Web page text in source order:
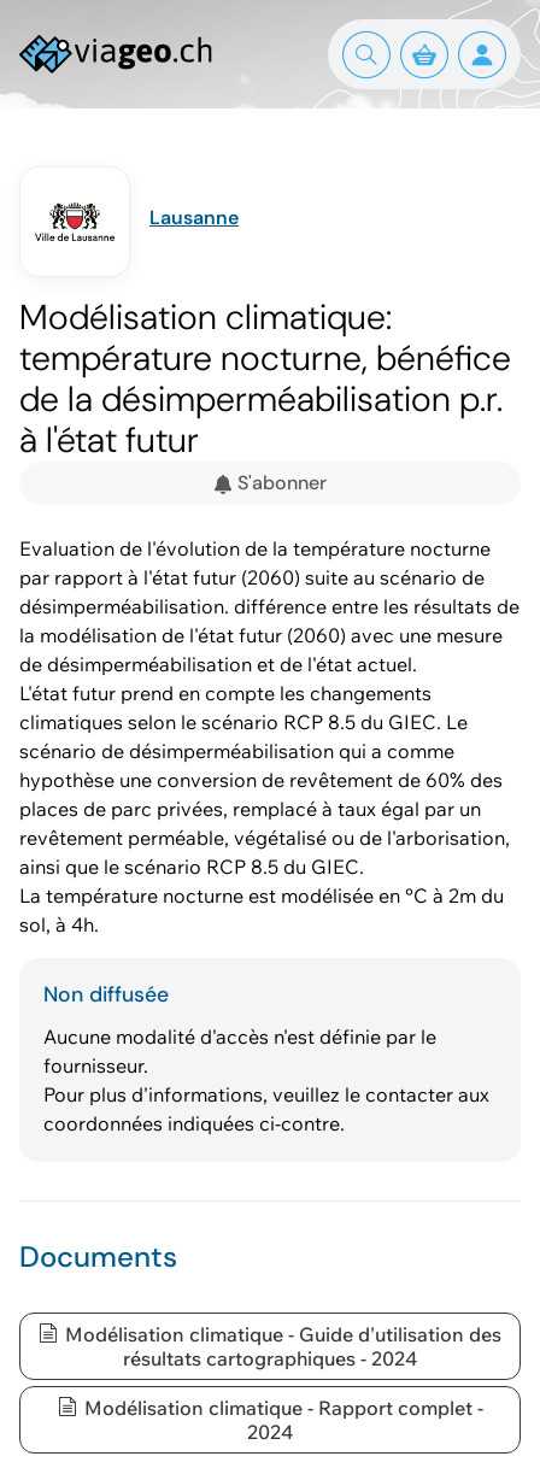
Lausanne
Modélisation climatique:
température nocturne, bénéfice
de la désimperméabilisation p.r.
à l'état futur
S'abonner
Evaluation de l'évolution de la température nocturne
par rapport à l'état futur (2060) suite au scénario de
désimperméabilisation. différence entre les résultats de
la modélisation de l'état futur (2060) avec une mesure
de désimperméabilisation et de l'état actuel.
L'état futur prend en compte les changements
climatiques selon le scénario RCP 8.5 du GIEC. Le
scénario de désimperméabilisation qui a comme
hypothèse une conversion de revêtement de 60% des
places de parc privées, remplacé à taux égal par un
revêtement perméable, végétalisé ou de l'arborisation,
ainsi que le scénario RCP 8.5 du GIEC.
La température nocturne est modélisée en °C à 2m du
sol, à 4h.
Documents
Modélisation climatique - Guide d'utilisation des
résultats cartographiques - 2024
Modélisation climatique - Rapport complet -
2024
Non diffusée
Aucune modalité d'accès n'est définie par le
fournisseur.
Pour plus d'informations, veuillez le contacter aux
coordonnées indiquées ci-contre.